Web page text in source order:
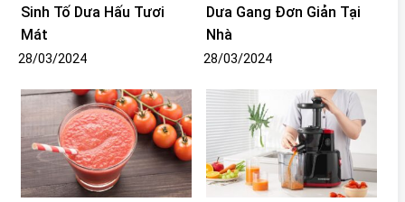
Sinh Tố Dưa Hấu Tươi
Mát
28/03/2024
Dưa Gang Đơn Giản Tại
Nhà
28/03/2024